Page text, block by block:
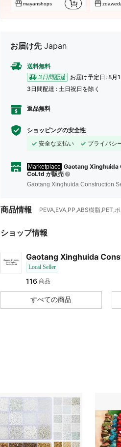
mayanshops
お届け先 Japan
送料無料
3日間配達
お届け予定日: 8月
3日間配達 : 土日祝日を除く
返品無料
ショッピングの安全性
安全な支払い
プライバシ
Marketplace Gaotang
CoLtd が販売
Gaotang Xinghuida Construction
商品情報 PEVA,EVA,PP,ABS樹脂,PET,
ショップ情報
Local Seller
116 商品
すべての商品